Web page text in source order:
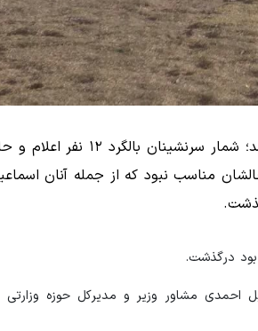
بالگرد وزیر ورزش عصر پنجشنبه هنگام نشستن در ورزشگاه بافت دچار
اعلام کرده بودند ۲ تن از مصدومان حالشان مناسب نبود که از جمله
بود درگذشت.
اسماعیل احمدی مشاور وزیر و مدیرکل حوزه